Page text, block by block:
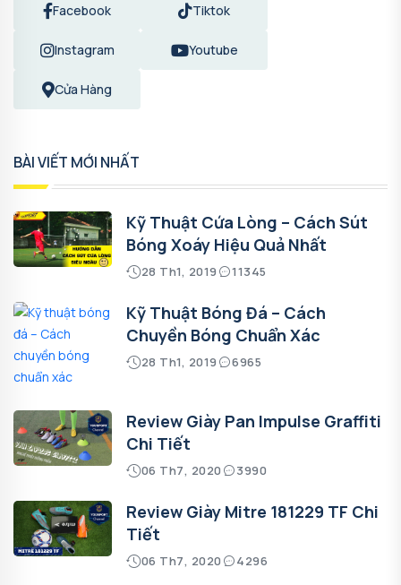
Facebook Tiktok
Instagram Youtube
Cửa Hàng
BÀI VIẾT MỚI NHẤT
Kỹ Thuật Cứa Lòng – Cách Sút
Bóng Xoáy Hiệu Quả Nhất
28 Th1, 2019 11345
Kỹ Thuật Bóng Đá – Cách
Chuyền Bóng Chuẩn Xác
28 Th1, 2019 6965
Review Giày Pan Impulse Graffiti
Chi Tiết
06 Th7, 2020 3990
Review Giày Mitre 181229 TF Chi
Tiết
06 Th7, 2020 4296